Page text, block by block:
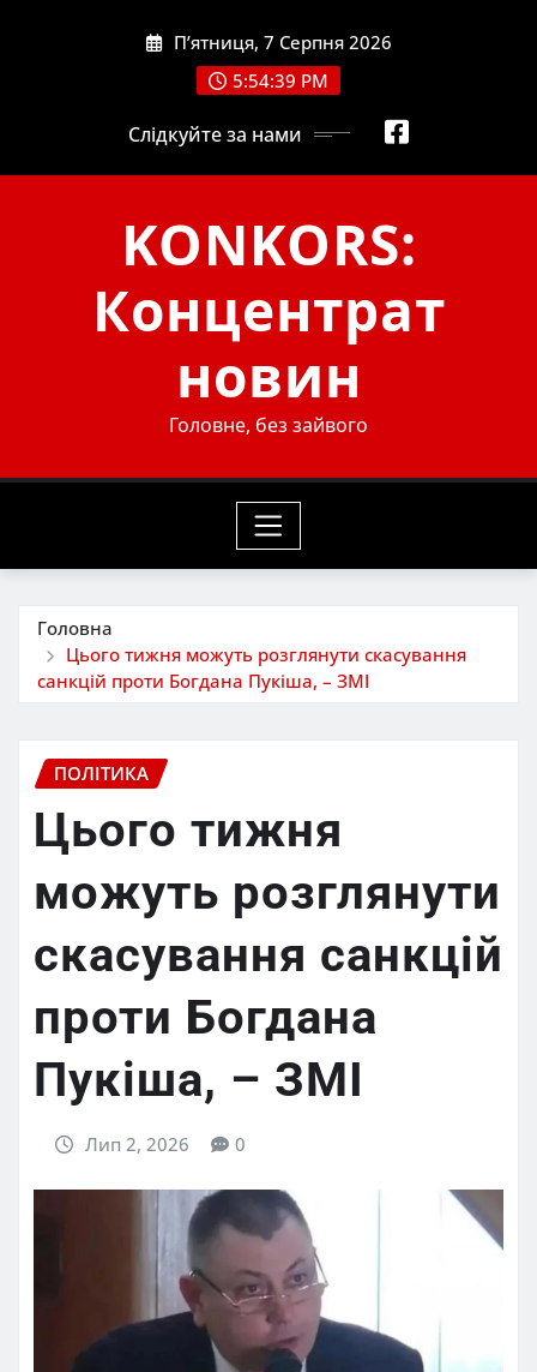
П’ятниця, 7 Серпня 2026
5:54:40 PM
Слідкуйте за нами
KONKORS:
Концентрат
новин
Головне, без зайвого
Головна
Цього тижня можуть розглянути скасування
санкцій проти Богдана Пукіша, – ЗМІ
ПОЛІТИКА
Цього тижня
можуть розглянути
скасування санкцій
проти Богдана
Пукіша, – ЗМІ
Лип 2, 2026 0